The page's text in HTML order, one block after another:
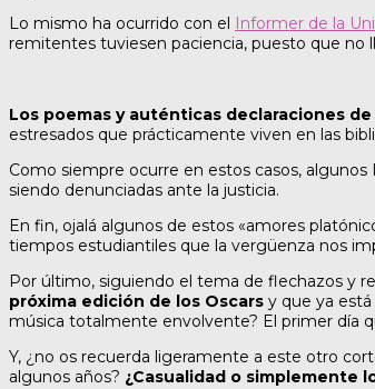
Lo mismo ha ocurrido con el
Informer de la
remitentes tuviesen paciencia, puesto que no
Los poemas y auténticas declaraciones
estresados que prácticamente viven en las
Como siempre ocurre en estos casos,
siendo denunciadas ante la justicia.
En fin, ojalá algunos de estos «amores
tiempos estudiantiles que la vergüenza nos
Por último, siguiendo el tema de flechazos y
próxima edición de los Oscars y que ya
música totalmente envolvente? El primer día
Y, ¿no os recuerda ligeramente a este otro
algunos años? ¿Casualidad o simplemente